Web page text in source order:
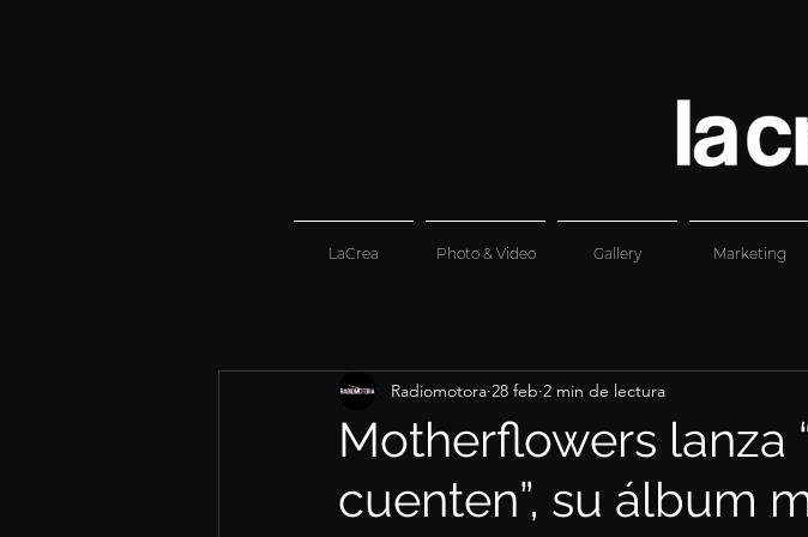
LaCrea Photo & Video Gallery Marketing
Motherflowers lanza
cuenten”, su álbum
Radiomotora 28 feb 2 min de lectura